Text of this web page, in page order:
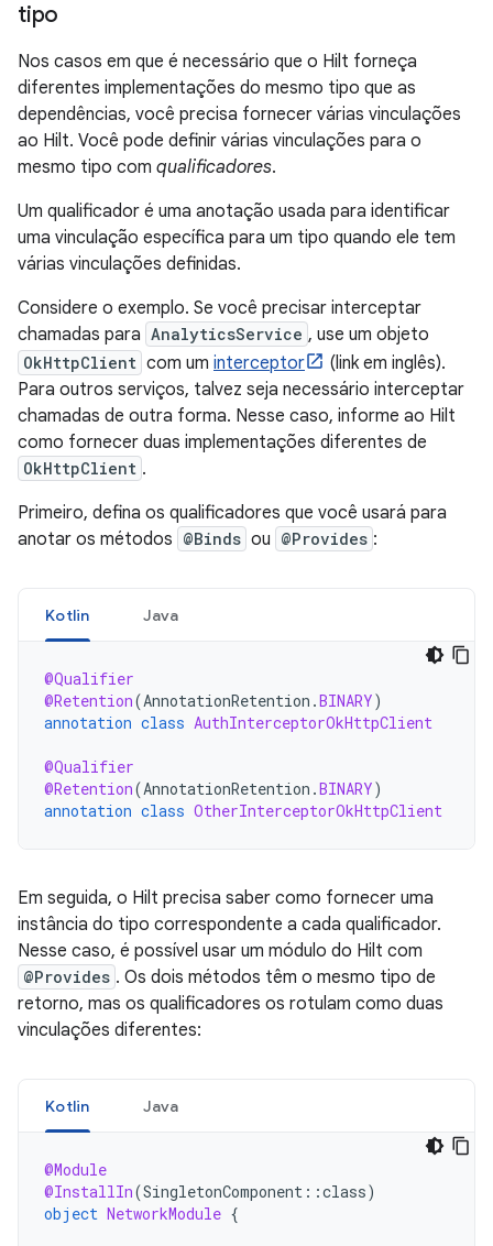
tipo
Nos casos em que é necessário que o Hilt forneça
diferentes implementações do mesmo tipo que as
dependências, você precisa fornecer várias vinculações
ao Hilt. Você pode definir várias vinculações para o
mesmo tipo com qualificadores.
Um qualificador é uma anotação usada para identificar
uma vinculação específica para um tipo quando ele tem
várias vinculações definidas.
Considere o exemplo. Se você precisar interceptar
chamadas para AnalyticsService , use um objeto
OkHttpClient com um interceptor
(link em inglês).
Para outros serviços, talvez seja necessário interceptar
chamadas de outra forma. Nesse caso, informe ao Hilt
como fornecer duas implementações diferentes de
OkHttpClient .
Primeiro, defina os qualificadores que você usará para
anotar os métodos @Binds ou @Provides :
Kotlin Java
@Qualifier
@Retention(AnnotationRetention .BINARY)
annotation class AuthInterceptorOkHttpClient
@Qualifier
@Retention(AnnotationRetention .BINARY)
annotation class OtherInterceptorOkHttpClient
Em seguida, o Hilt precisa saber como fornecer uma
instância do tipo correspondente a cada qualificador.
Nesse caso, é possível usar um módulo do Hilt com
@Provides . Os dois métodos têm o mesmo tipo de
retorno, mas os qualificadores os rotulam como duas
vinculações diferentes:
Kotlin Java
@Module
@InstallIn(SingletonComponent ::class)
object NetworkModule {